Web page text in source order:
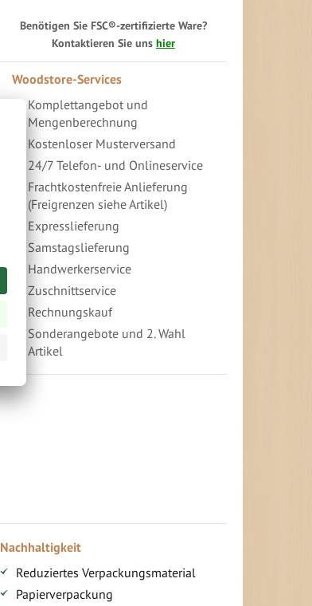
Benötigen Sie FSC®-zertifizierte Ware?
Kontaktieren Sie uns hier
Woodstore-Services
Komplettangebot und
Mengenberechnung
Kostenloser Musterversand
24/7 Telefon- und Onlineservice
Frachtkostenfreie Anlieferung
(Freigrenzen siehe Artikel)
Expresslieferung
Samstagslieferung
Handwerkerservice
Zuschnittservice
Rechnungskauf
Sonderangebote und 2. Wahl
Artikel
Vorteile für gewerbliche Kunden
Nachhaltigkeit
Reduziertes Verpackungsmaterial
Papierverpackung